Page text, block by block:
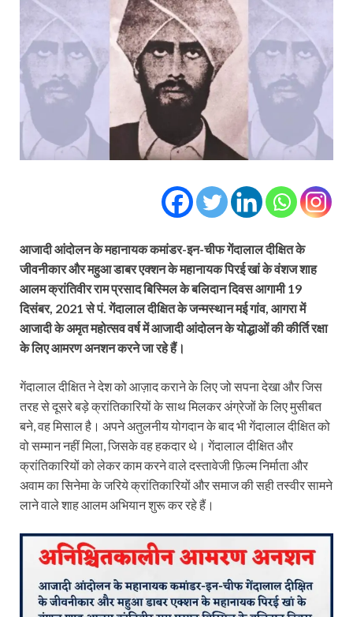
आजादी आंदोलन के महानायक कमांडर-इन-चीफ गेंदालाल दीक्षित के
जीवनीकार और महुआ डाबर एक्शन के महानायक पिरई खां के वंशज शाह
आलम क्रांतिवीर राम प्रसाद बिस्मिल के बलिदान दिवस आगामी 19
दिसंबर, 2021 से पं. गेंदालाल दीक्षित के जन्मस्थान मई गांव, आगरा में
आजादी के अमृत महोत्सव वर्ष में आजादी आंदोलन के योद्धाओं की कीर्ति रक्षा
के लिए आमरण अनशन करने जा रहे हैं।
गेंदालाल दीक्षित ने देश को आज़ाद कराने के लिए जो सपना देखा और जिस
तरह से दूसरे बड़े क्रांतिकारियों के साथ मिलकर अंग्रेजों के लिए मुसीबत
बने, वह मिसाल है। अपने अतुलनीय योगदान के बाद भी गेंदालाल दीक्षित को
वो सम्मान नहीं मिला, जिसके वह हकदार थे। गेंदालाल दीक्षित और
क्रांतिकारियों को लेकर काम करने वाले दस्तावेजी फ़िल्म निर्माता और
अवाम का सिनेमा के जरिये क्रांतिकारियों और समाज की सही तस्वीर सामने
लाने वाले शाह आलम अभियान शुरू कर रहे हैं।